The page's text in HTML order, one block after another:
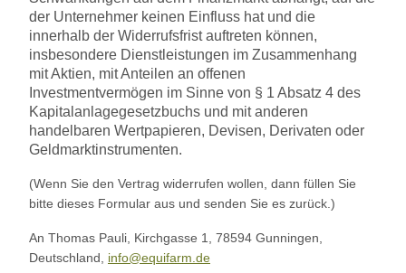
der Unternehmer keinen Einfluss hat und die
innerhalb der Widerrufsfrist auftreten können,
insbesondere Dienstleistungen im Zusammenhang
mit Aktien, mit Anteilen an offenen
Investmentvermögen im Sinne von § 1 Absatz 4 des
Kapitalanlagegesetzbuchs und mit anderen
handelbaren Wertpapieren, Devisen, Derivaten oder
Geldmarktinstrumenten.
(Wenn Sie den Vertrag widerrufen wollen, dann füllen Sie
bitte dieses Formular aus und senden Sie es zurück.)
An Thomas Pauli, Kirchgasse 1, 78594 Gunningen,
Deutschland, info@equifarm.de